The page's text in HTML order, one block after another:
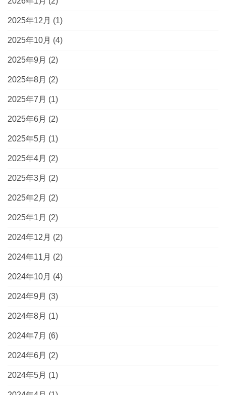
2025年12月 (1)
2025年10月 (4)
2025年9月 (2)
2025年8月 (2)
2025年7月 (1)
2025年6月 (2)
2025年5月 (1)
2025年4月 (2)
2025年3月 (2)
2025年2月 (2)
2025年1月 (2)
2024年12月 (2)
2024年11月 (2)
2024年10月 (4)
2024年9月 (3)
2024年8月 (1)
2024年7月 (6)
2024年6月 (2)
2024年5月 (1)